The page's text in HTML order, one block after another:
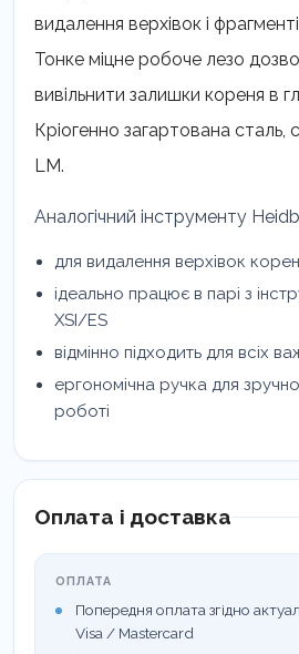
видалення верхівок і
Тонке міцне робоче лезо
вивільнити залишки кореня в
Кріогенно загартована сталь,
LM.
Аналогічний інструменту
для видалення верхівок
ідеально працює в парі з
XSI/ES
відмінно підходить для всіх
ергономічна ручка для
роботі
Оплата і доставка
ОПЛАТА
Попередня оплата згідно
Visa / Mastercard